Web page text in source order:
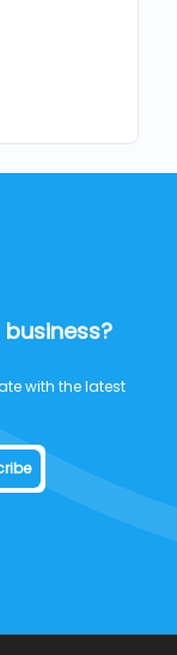
with the latest